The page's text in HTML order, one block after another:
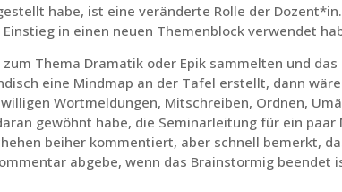
habe, ist eine veränderte Rolle der
in einen neuen Themenblock verwendet
Thema Dramatik oder Epik sammelten und
eine Mindmap an der Tafel erstellt, dann
Wortmeldungen, Mitschreiben, Ordnen,
gewöhnt habe, die Seminarleitung für ein
beiher kommentiert, aber schnell bemerkt,
abgebe, wenn das Brainstormig